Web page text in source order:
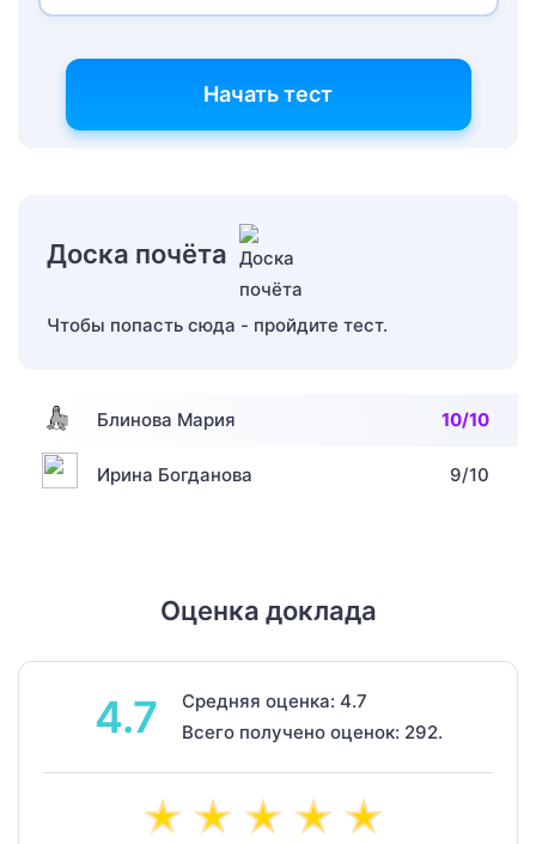
Начать тест
Доска почёта
Чтобы попасть сюда - пройдите тест.
Блинова Мария 10/10
Ирина Богданова 9/10
Оценка доклада
4.7
Средняя оценка: 4.7
Всего получено оценок: 292.